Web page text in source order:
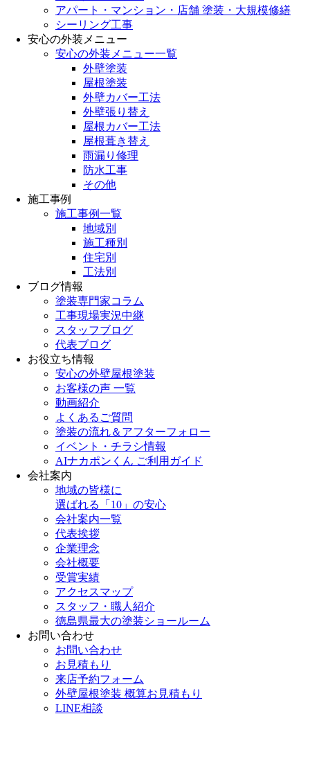
アパート・マンション・店舗 塗装・大規模修繕
シーリング工事
安心の外装メニュー
安心の外装メニュー一覧
外壁塗装
屋根塗装
外壁カバー工法
外壁張り替え
屋根カバー工法
屋根葺き替え
雨漏り修理
防水工事
その他
施工事例
施工事例一覧
地域別
施工種別
住宅別
工法別
ブログ情報
塗装専門家コラム
工事現場実況中継
スタッフブログ
代表ブログ
お役立ち情報
安心の外壁屋根塗装
お客様の声 一覧
動画紹介
よくあるご質問
塗装の流れ＆アフターフォロー
イベント・チラシ情報
AIナカポンくん ご利用ガイド
会社案内
地域の皆様に
選ばれる「10」の安心
会社案内一覧
代表挨拶
企業理念
会社概要
受賞実績
アクセスマップ
スタッフ・職人紹介
徳島県最大の塗装ショールーム
お問い合わせ
お問い合わせ
お見積もり
来店予約フォーム
外壁屋根塗装 概算お見積もり
LINE相談